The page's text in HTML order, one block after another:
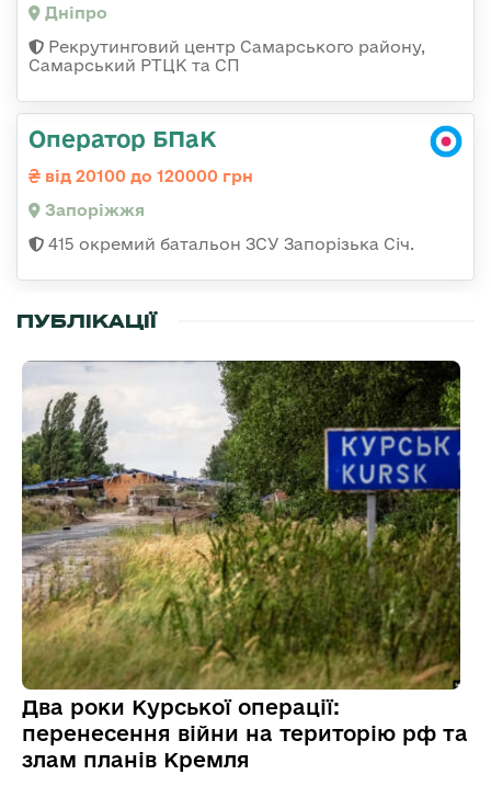
Дніпро
Рекрутинговий центр Самарського району,
Самарський РТЦК та СП
Оператор БПаК
від 20100 до 120000 грн
Запоріжжя
415 окремий батальон ЗСУ Запорізька Січ.
ПУБЛІКАЦІЇ
Два роки Курської операції:
перенесення війни на територію рф та
злам планів Кремля